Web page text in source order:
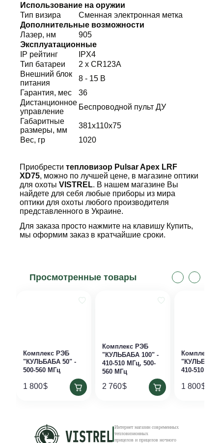
Использование на оружии
Тип визира
Сменная электронная метка
Дополнительные возможности
Лазер, нм
905
Эксплуатационные
IP рейтинг
IPX4
Тип батареи
2 x CR123A
Внешний блок
питания
8 - 15 В
Гарантия, мес
36
Дистанционное
управление
Беспроводной пульт ДУ
Габаритные
размеры, мм
381x110x75
Вес, гр
1020
Приобреститепловизор Pulsar Apex LRF
XD75, можно по лучшей цене, в магазине оптики
для охотыVISTREL. В нашем магазине Вы
найдете для себя любые приборы из мира
оптики для охоты любого производителя
представленного в Украине.
Для заказа просто нажмите на клавишу Купить,
мы оформим заказ в кратчайшие сроки.
Просмотренные товары
Комплекс РЭБ
"КУЛЬБАБА 50" -
500-560 МГц
1 800$
Комплекс РЭБ
"КУЛЬБАБА 100" -
410-510 МГц, 500-
560 МГц
2 760$
Комплекс
"КУЛЬБАБА
410-510 МГц
1 800$
Интернет магазин современных
тепловизионных
прицелов и прицелов ночного